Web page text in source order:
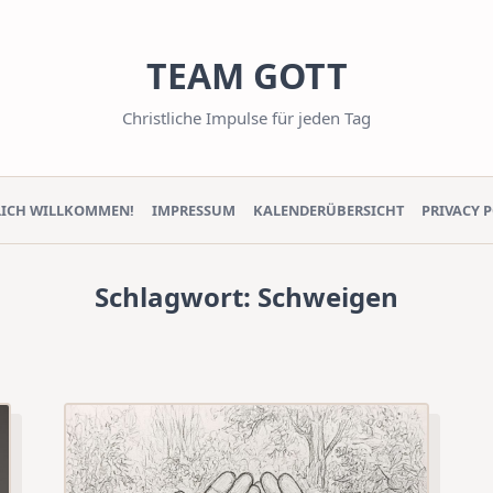
TEAM GOTT
Christliche Impulse für jeden Tag
WILLKOMMEN! IMPRESSUM KALENDERÜBERSICHT PRIVACY
Schlagwort: Schweigen